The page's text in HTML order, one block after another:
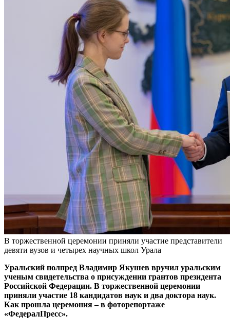
В торжественной церемонии приняли участие представители
девяти вузов и четырех научных школ Урала
Уральский полпред Владимир Якушев вручил уральским
ученым свидетельства о присуждении грантов президента
Российской Федерации. В торжественной церемонии
приняли участие 18 кандидатов наук и два доктора наук.
Как прошла церемония – в фоторепортаже
«ФедералПресс».